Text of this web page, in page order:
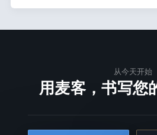
从今天开始
用麦客，书写您